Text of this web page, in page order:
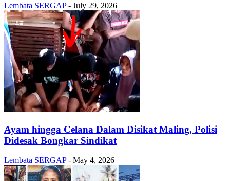
Lembata SERGAP - July 29, 2026
Ayam hingga Celana Dalam Disikat Maling, Polisi
Didesak Bongkar Sindikat
Lembata SERGAP - May 4, 2026